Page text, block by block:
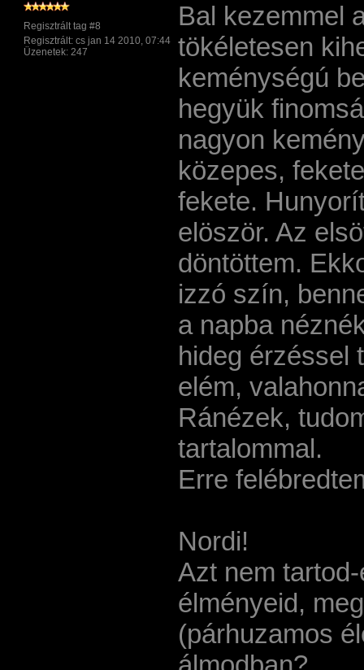
Regisztrált tag #8
Regisztrált: cs jan 14 2010, 07:44
Üzenetek: 247
Bal kezemmel
tökéletesen
keménységú
hegyük
nagyon
közepes,
fekete.
elöször. Az
döntöttem.
izzó szí­n,
a napba
hideg érzéssel
elém,
Ránézek,
tartalommal.
Erre
Nordi!
Azt nem
élményeid,
(párhuzamos